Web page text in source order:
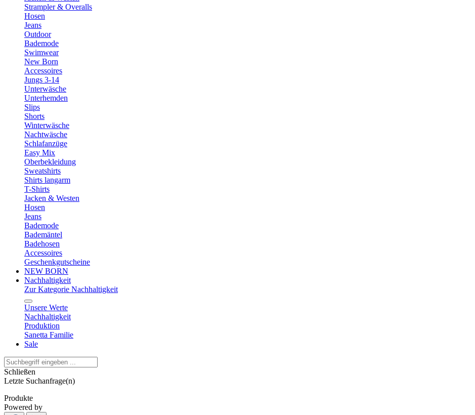
Strampler & Overalls
Hosen
Jeans
Outdoor
Bademode
Swimwear
New Born
Accessoires
Jungs 3-14
Unterwäsche
Unterhemden
Slips
Shorts
Winterwäsche
Nachtwäsche
Schlafanzüge
Easy Mix
Oberbekleidung
Sweatshirts
Shirts langarm
T-Shirts
Jacken & Westen
Hosen
Jeans
Bademode
Bademäntel
Badehosen
Accessoires
Geschenkgutscheine
NEW BORN
Nachhaltigkeit
Zur Kategorie Nachhaltigkeit
Unsere Werte
Nachhaltigkeit
Produktion
Sanetta Familie
Sale
Schließen
Letzte Suchanfrage(n)
Produkte
Powered by